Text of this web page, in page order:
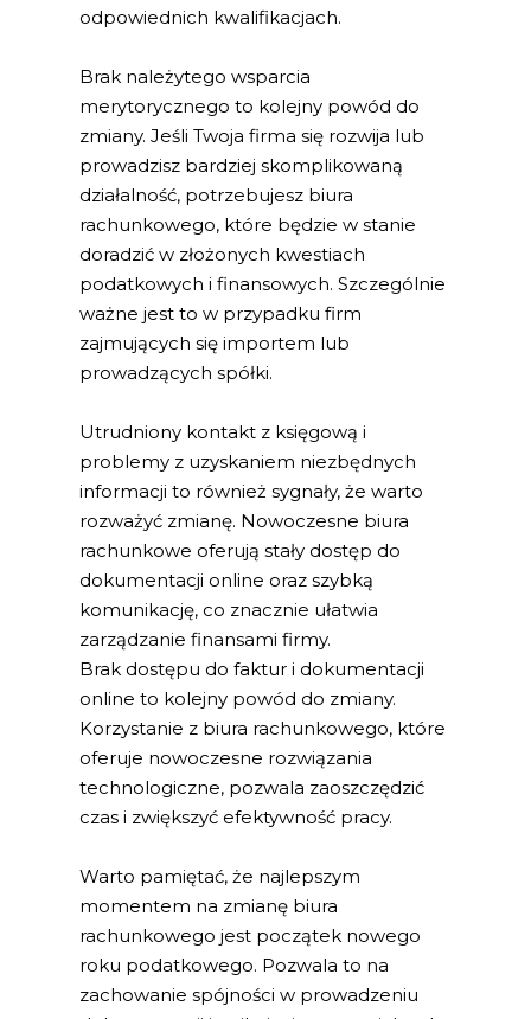
odpowiednich kwalifikacjach.
Brak należytego wsparcia
merytorycznego to kolejny powód do
zmiany. Jeśli Twoja firma się rozwija lub
prowadzisz bardziej skomplikowaną
działalność, potrzebujesz biura
rachunkowego, które będzie w stanie
doradzić w złożonych kwestiach
podatkowych i finansowych. Szczególnie
ważne jest to w przypadku firm
zajmujących się importem lub
prowadzących spółki.
Utrudniony kontakt z księgową i
problemy z uzyskaniem niezbędnych
informacji to również sygnały, że warto
rozważyć zmianę. Nowoczesne biura
rachunkowe oferują stały dostęp do
dokumentacji online oraz szybką
komunikację, co znacznie ułatwia
zarządzanie finansami firmy.
Brak dostępu do faktur i dokumentacji
online to kolejny powód do zmiany.
Korzystanie z biura rachunkowego, które
oferuje nowoczesne rozwiązania
technologiczne, pozwala zaoszczędzić
czas i zwiększyć efektywność pracy.
Warto pamiętać, że najlepszym
momentem na zmianę biura
rachunkowego jest początek nowego
roku podatkowego. Pozwala to na
zachowanie spójności w prowadzeniu